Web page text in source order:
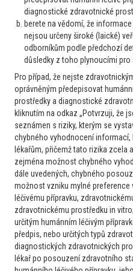
možnost konzultace.
Poslední doplnění - v rámci
imunohematologické testy
Přeji hezké dny.
Tazatel byl s
Další případy
Praktik
Myeloproliferativní
Leukocytóza u
Dobrý den, u pacienta 42 let
diagnostické zdravotnické
berete na vědomí, že
nejsou určeny široké (laické)
odborníkům podle předchozí
důsledky z toho plynoucími pro
Pro případ, že nejste
oprávněným předepisovat
prostředky a diagnostické
kliknutím na odkaz „Potvrzuji, že
seznámen s riziky, kterým se
chybného vyhodnocení
lékařům, přičemž tato rizika zcela
zejména možnost chybného
dále uvedených, chybného
možnost vzniku mylné preference
léčivému přípravku,
zdravotnickému prostředku in
určitým humánním léčivým
předpis, nebo určitých typů
diagnostických zdravotnických
lékař po posouzení zdravotního